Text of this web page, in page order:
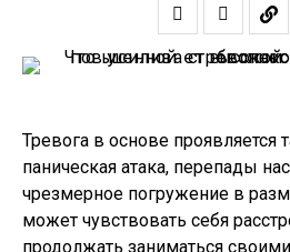
Тревога в основе проявляется
паническая атака, перепады
чрезмерное погружение в
может чувствовать себя
продолжать заниматься